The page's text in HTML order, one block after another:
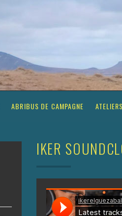
ABRIBUS DE CAMPAGNE
IKER